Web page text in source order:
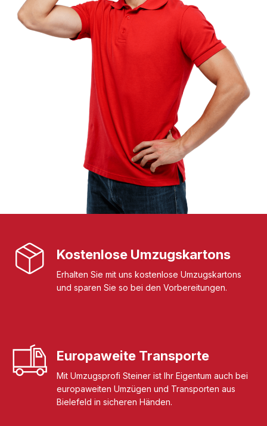
Kostenlose Umzugskartons
Erhalten Sie mit uns kostenlose Umzugskartons
und sparen Sie so bei den Vorbereitungen.
Europaweite Transporte
Mit Umzugsprofi Steiner ist Ihr Eigentum auch bei
europaweiten Umzügen und Transporten aus
Bielefeld in sicheren Händen.